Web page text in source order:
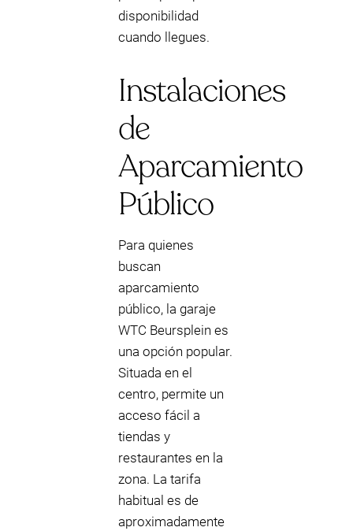
disponibilidad
cuando llegues.
Instalaciones
de
Aparcamiento
Público
Para quienes
buscan
aparcamiento
público, la garaje
WTC Beursplein es
una opción popular.
Situada en el
centro, permite un
acceso fácil a
tiendas y
restaurantes en la
zona. La tarifa
habitual es de
aproximadamente